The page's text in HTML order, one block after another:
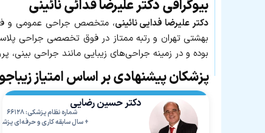
بیوگرافی دکتر علیرضا فدائی نائینی
دکتر علیرضا فدایی نائینی، متخصص جراحی عمومی و
بوده و در زمینه جراحی‌های زیبایی مانند جراحی
پزشکان پیشنهادی بر اساس امتیاز
دکتر حسین رضایی
شماره نظام پزشکی: ۶۶۱۲۸
+ سال سابقه کاری و حرفه‌ای پزشک